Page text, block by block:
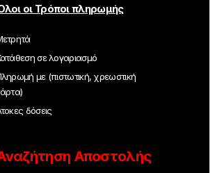
οι Τρόποι πληρωμής
σε λογαριασμό
με (πιστωτική, χρεωστική
δόσεις
Αποστολής